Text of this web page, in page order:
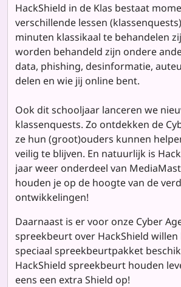
HackShield in de Klas bestaat
verschillende lessen
minuten klassikaal te behandelen
worden behandeld zijn ondere
data, phishing, desinformatie,
delen en wie jij online bent.
Ook dit schooljaar lanceren we
klassenquests. Zo ontdekken de
ze hun (groot)ouders kunnen
veilig te blijven. En natuurlijk is
jaar weer onderdeel van
houden je op de hoogte van de
ontwikkelingen!
Daarnaast is er voor onze Cyber
spreekbeurt over HackShield willen
speciaal spreekbeurtpakket
HackShield spreekbeurt houden
eens een extra Shield op!